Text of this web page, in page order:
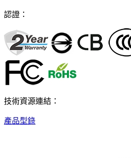
認證：
技術資源連結：
產品型錄